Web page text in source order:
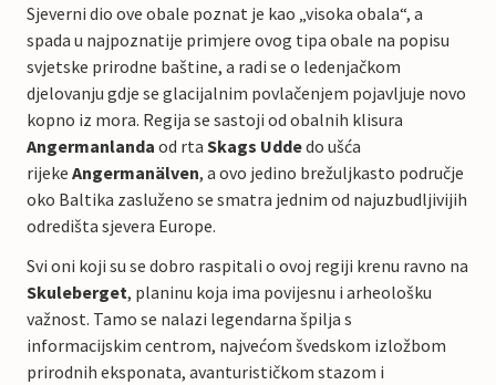
Sjeverni dio ove obale poznat je kao „visoka obala“, a
spada u najpoznatije primjere ovog tipa obale na popisu
svjetske prirodne baštine, a radi se o ledenjačkom
djelovanju gdje se glacijalnim povlačenjem pojavljuje novo
kopno iz mora. Regija se sastoji od obalnih klisura
Angermanlanda od rta Skags Uddedo ušća
rijeke Angermanälven, a ovo jedino brežuljkasto područje
oko Baltika zasluženo se smatra jednim od najuzbudljivijih
odredišta sjevera Europe.
Svi oni koji su se dobro raspitali o ovoj regiji krenu ravno na
Skuleberget, planinu koja ima povijesnu i arheološku
važnost. Tamo se nalazi legendarna špilja s
informacijskim centrom, najvećom švedskom izložbom
prirodnih eksponata, avanturističkom stazom i